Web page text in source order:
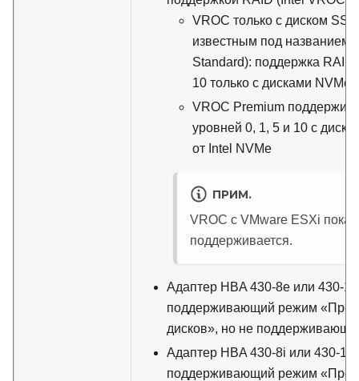
VROC только с диском
известным под названием
Standard): поддержка RAID
10 только с дисками NVMe
VROC Premium
уровней 0, 1, 5 и 10 с
от Intel NVMe
ПРИМ.
VROC с VMware ESXi пока
поддерживается.
Адаптер HBA 430-8e или 430-
поддерживающий режим
дисков», но не
Адаптер HBA 430-8i или 430-
поддерживающий режим